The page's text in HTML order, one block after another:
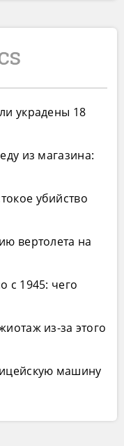
украдены 18
из магазина:
убийство
вертолета на
с 1945: чего
из-за этого
машину